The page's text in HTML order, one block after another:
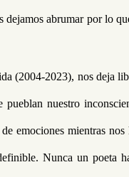
dejamos abrumar por lo
(2004-2023), nos deja
pueblan nuestro
emociones mientras
Nunca un poeta